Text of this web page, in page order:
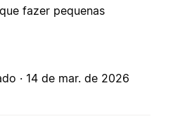
fazer pequenas
· 14 de mar. de 2026